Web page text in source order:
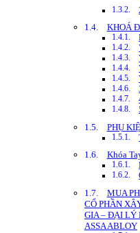
KHOÁ
PHỤ
Khóa
MUA
CỔ PHẦN
GIA – ĐẠI LÝ
ASSA ABLOY